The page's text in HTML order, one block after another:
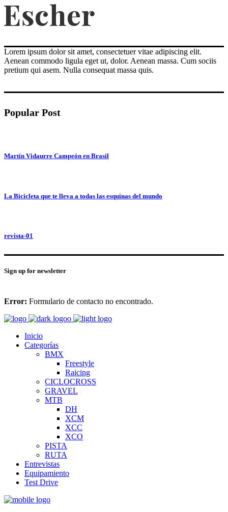
Lorem ipsum dolor sit amet, consectetuer vitae adipiscing elit.
Aenean commodo ligula eget ut, dolor. Aenean massa. Cum sociis
pretium qui asem. Nulla consequat massa quis.
Popular Post
Martín Vidaurre Campeón en Brasil
La Bicicleta que te lleva a todas las esquinas del mundo
revista-01
Sign up for newsletter
Error: Formulario de contacto no encontrado.
Inicio
Categorías
BMX
Freestyle
Raicing
CICLOCROSS
GRAVEL
MTB
DH
XCM
XCC
XCO
PISTA
RUTA
Entrevistas
Equipamiento
Test Drive